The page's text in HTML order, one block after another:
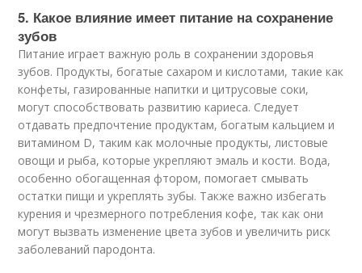
5. Какое влияние имеет питание на сохранение
зубов
Питание играет важную роль в сохранении здоровья
зубов. Продукты, богатые сахаром и кислотами, такие как
конфеты, газированные напитки и цитрусовые соки,
могут способствовать развитию кариеса. Следует
отдавать предпочтение продуктам, богатым кальцием и
витамином D, таким как молочные продукты, листовые
овощи и рыба, которые укрепляют эмаль и кости. Вода,
особенно обогащенная фтором, помогает смывать
остатки пищи и укреплять зубы. Также важно избегать
курения и чрезмерного потребления кофе, так как они
могут вызвать изменение цвета зубов и увеличить риск
заболеваний пародонта.